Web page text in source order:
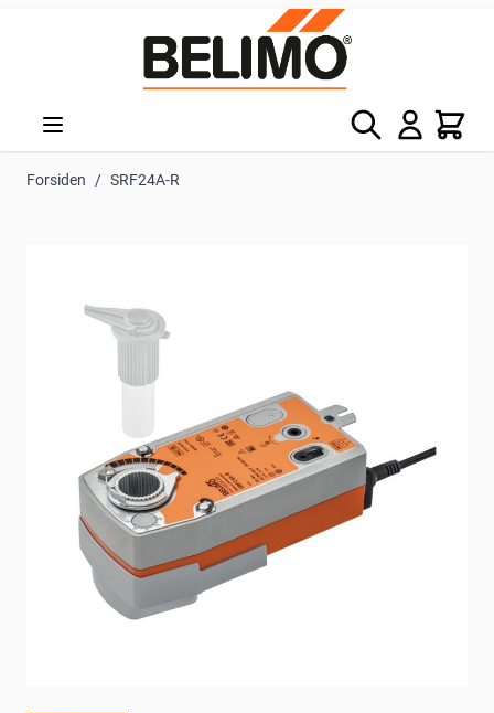
Søg Kurv
Forsiden / SRF24A-R